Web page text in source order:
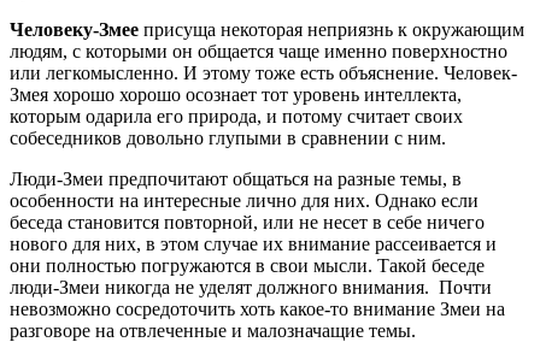
Человеку-Змее присуща некоторая неприязнь к окружающим
людям, с которыми он общается чаще именно поверхностно
или легкомысленно. И этому тоже есть объяснение. Человек-
Змея хорошо хорошо осознает тот уровень интеллекта,
которым одарила его природа, и потому считает своих
собеседников довольно глупыми в сравнении с ним.
Люди-Змеи предпочитают общаться на разные темы, в
особенности на интересные лично для них. Однако если
беседа становится повторной, или не несет в себе ничего
нового для них, в этом случае их внимание рассеивается и
они полностью погружаются в свои мысли. Такой беседе
люди-Змеи никогда не уделят должного внимания. Почти
невозможно сосредоточить хоть какое-то внимание Змеи на
разговоре на отвлеченные и малозначащие темы.